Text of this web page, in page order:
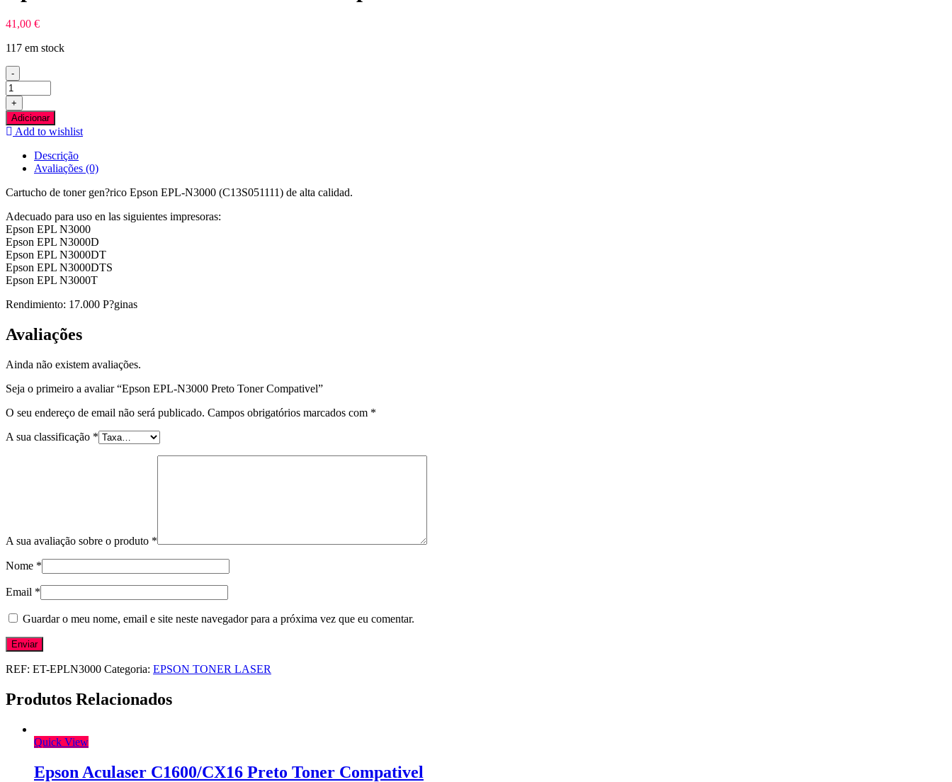
41,00 €
117 em stock
-
Quantidade
de
Epson
EPL-
N3000
Compativel
+
Adicionar
Add to wishlist
Descrição
Avaliações (0)
Cartucho de toner gen?rico Epson EPL-N3000 (C13S051111) de alta calidad.
Adecuado para uso en las siguientes impresoras:
Epson EPL N3000
Epson EPL N3000D
Epson EPL N3000DT
Epson EPL N3000DTS
Epson EPL N3000T
Rendimiento: 17.000 P?ginas
Avaliações
Ainda não existem avaliações.
Seja o primeiro a avaliar “Epson EPL-N3000 Preto Toner Compativel”
O seu endereço de email não será publicado. Campos obrigatórios marcados com *
A sua classificação *
A sua avaliação sobre o produto *
Nome *
Email *
Guardar o meu nome, email e site neste navegador para a próxima vez que eu comentar.
REF: ET-EPLN3000 Categoria: EPSON TONER LASER
Produtos Relacionados
Quick View
Epson Aculaser C1600/CX16 Preto Toner Compativel